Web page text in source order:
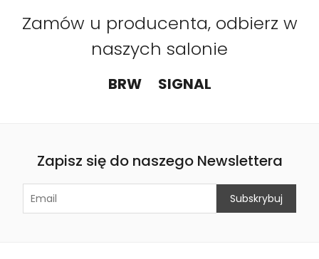
Zamów u producenta, odbierz w
naszych salonie
BRW SIGNAL
Zapisz się do naszego Newslettera